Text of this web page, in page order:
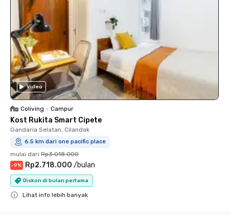
Video
Coliving • Campur
Kost Rukita Smart Cipete
Gandaria Selatan, Cilandak
6.5 km dari one pacific place
mulai dari Rp3.018.000
-9% Rp2.718.000 /bulan
Diskon di bulan pertama
Lihat info lebih banyak